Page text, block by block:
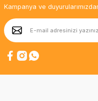
Kampanya ve